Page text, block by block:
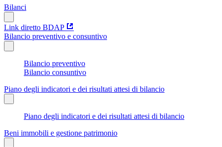
Bilanci
Link diretto BDAP
Bilancio preventivo e consuntivo
Bilancio preventivo
Bilancio consuntivo
Piano degli indicatori e dei risultati attesi di bilancio
Piano degli indicatori e dei risultati attesi di bilancio
Beni immobili e gestione patrimonio